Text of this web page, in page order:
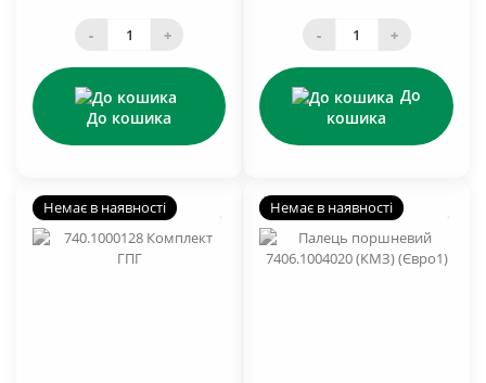
- +
До кошика
- +
До
кошика
Немає в наявності Немає в наявності